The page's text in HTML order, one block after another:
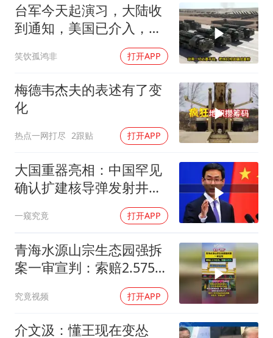
我国编制完成新版全月地质图
现代版摸金校尉落网查获400多枚古币
毛宁转发梯田音乐会视频海外网友赞叹
奋进开新局 实干挑大梁
台军今天起演习，大陆收
到通知，美国已介入，日
笑饮孤鸿非 打开APP
梅德韦杰夫的表述有了变
化
热点一网打尽 2跟贴 打开APP
大国重器亮相：中国罕见
确认扩建核导弹发射井铸
一窥究竟 打开APP
青海水源山宗生态园强拆
案一审宣判：索赔2.575亿
究竟视频 打开APP
介文汲：懂王现在变怂